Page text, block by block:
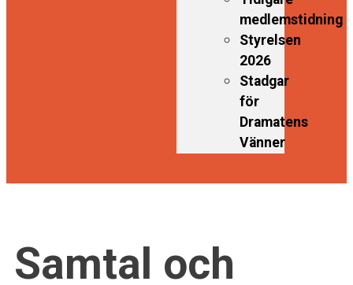
medlemstidning
Styrelsen
2026
Stadgar
för
Dramatens
Vänner
Samtal och